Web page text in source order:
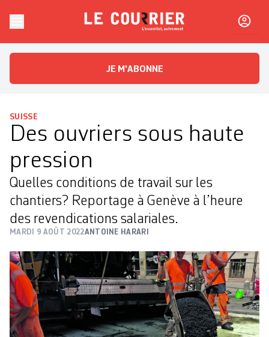
Le CourrierL'essentiel, autrement
JE M'ABONNE
SUISSE
Des ouvriers sous haute
pression
Quelles conditions de travail sur les
chantiers? Reportage à Genève à l’heure
des revendications salariales.
MARDI 9 AOÛT 2022ANTOINE HARARI